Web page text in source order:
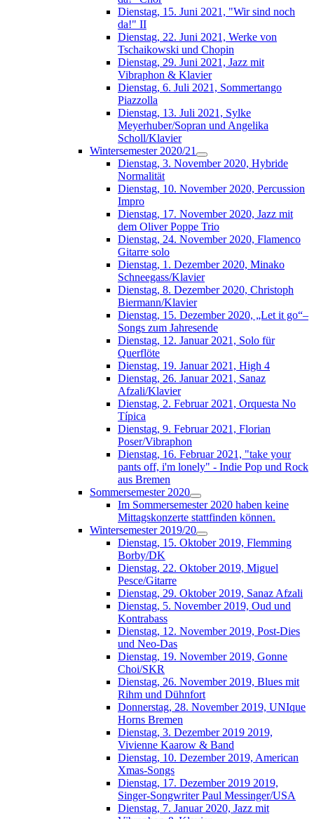
Dienstag, 15. Juni 2021, "Wir sind noch
da!" II
Dienstag, 22. Juni 2021, Werke von
Tschaikowski und Chopin
Dienstag, 29. Juni 2021, Jazz mit
Vibraphon & Klavier
Dienstag, 6. Juli 2021, Sommertango
Piazzolla
Dienstag, 13. Juli 2021, Sylke
Meyerhuber/Sopran und Angelika
Scholl/Klavier
Wintersemester 2020/21
Dienstag, 3. November 2020, Hybride
Normalität
Dienstag, 10. November 2020, Percussion
Impro
Dienstag, 17. November 2020, Jazz mit
dem Oliver Poppe Trio
Dienstag, 24. November 2020, Flamenco
Gitarre solo
Dienstag, 1. Dezember 2020, Minako
Schneegass/Klavier
Dienstag, 8. Dezember 2020, Christoph
Biermann/Klavier
Dienstag, 15. Dezember 2020, „Let it go“–
Songs zum Jahresende
Dienstag, 12. Januar 2021, Solo für
Querflöte
Dienstag, 19. Januar 2021, High 4
Dienstag, 26. Januar 2021, Sanaz
Afzali/Klavier
Dienstag, 2. Februar 2021, Orquesta No
Típica
Dienstag, 9. Februar 2021, Florian
Poser/Vibraphon
Dienstag, 16. Februar 2021, "take your
pants off, i'm lonely" - Indie Pop und Rock
aus Bremen
Sommersemester 2020
Im Sommersemester 2020 haben keine
Mittagskonzerte stattfinden können.
Wintersemester 2019/20
Dienstag, 15. Oktober 2019, Flemming
Borby/DK
Dienstag, 22. Oktober 2019, Miguel
Pesce/Gitarre
Dienstag, 29. Oktober 2019, Sanaz Afzali
Dienstag, 5. November 2019, Oud und
Kontrabass
Dienstag, 12. November 2019, Post-Dies
und Neo-Das
Dienstag, 19. November 2019, Gonne
Choi/SKR
Dienstag, 26. November 2019, Blues mit
Rihm und Dühnfort
Donnerstag, 28. November 2019, UNIque
Horns Bremen
Dienstag, 3. Dezember 2019 2019,
Vivienne Kaarow & Band
Dienstag, 10. Dezember 2019, American
Xmas-Songs
Dienstag, 17. Dezember 2019 2019,
Singer-Songwriter Paul Messinger/USA
Dienstag, 7. Januar 2020, Jazz mit